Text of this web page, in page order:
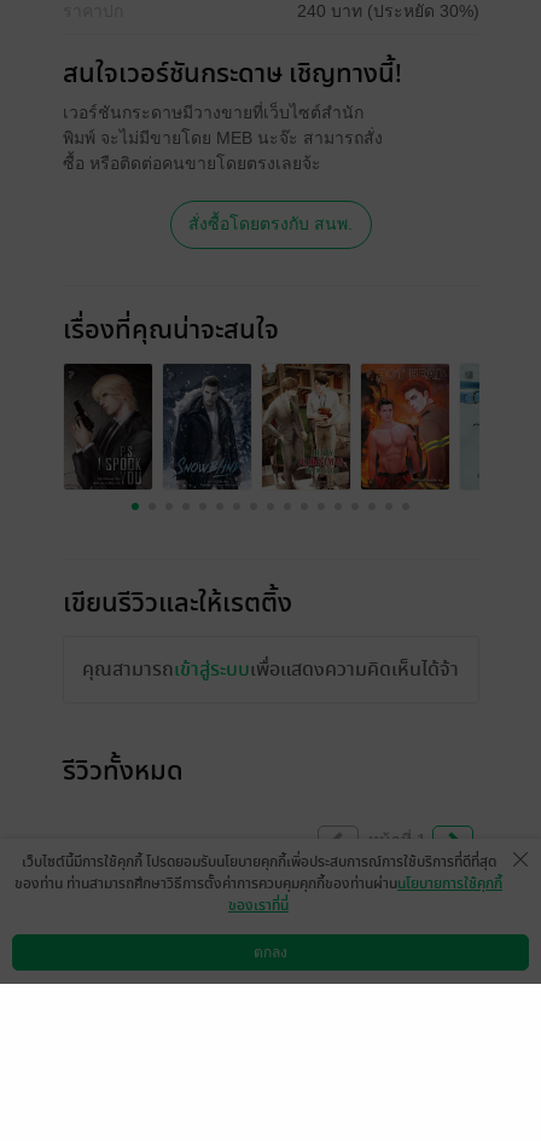
240 บาท (ประหยัด 30%)
สนใจเวอร์ชันกระดาษ เชิญทางนี้!
เวอร์ชันกระดาษมีวางขายที่เว็บไซต์สำนัก
พิมพ์ จะไม่มีขายโดย MEB นะจ๊ะ สามารถสั่ง
ซื้อ หรือติดต่อคนขายโดยตรงเลยจ้ะ
สั่งซื้อโดยตรงกับ สนพ.
เรื่องที่คุณน่าจะสนใจ
เขียนรีวิวและให้เรตติ้ง
คุณสามารถเข้าสู่ระบบเพื่อแสดงความคิดเห็นได้จ้า
รีวิวทั้งหมด
หน้าที่ 1
เรื่องน่ารัก นอ ตรงไปตรงมา ชัดเจน และอ่อย
ดาวน์โหลดแอป วิธีการใช้งาน ติดต่อเรา
เว็บไซต์นี้มีการใช้คุกกี้ โปรดยอมรับนโยบายคุกกี้เพื่อประสบการณ์การใช้บริการที่ดีที่สุด
ของท่าน ท่านสามารถศึกษาวิธีการตั้งค่าการควบคุมคุกกี้ของท่านผ่านนโยบายการใช้คุกกี้
ของเราที่นี่
ตกลง